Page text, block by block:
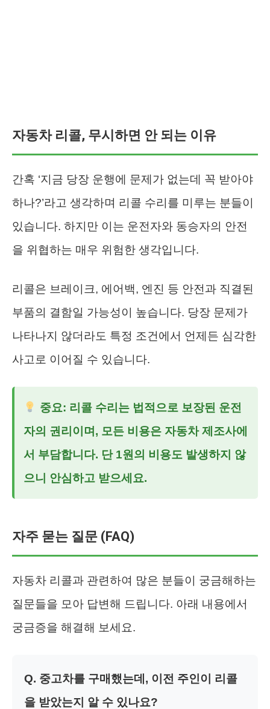
자동차 리콜, 무시하면 안 되는 이유
간혹 ‘지금 당장 운행에 문제가 없는데 꼭 받아야
하나?’라고 생각하며 리콜 수리를 미루는 분들이
있습니다. 하지만 이는 운전자와 동승자의 안전
을 위협하는 매우 위험한 생각입니다.
리콜은 브레이크, 에어백, 엔진 등 안전과 직결된
부품의 결함일 가능성이 높습니다. 당장 문제가
나타나지 않더라도 특정 조건에서 언제든 심각한
사고로 이어질 수 있습니다.
중요: 리콜 수리는 법적으로 보장된 운전
자의 권리이며, 모든 비용은 자동차 제조사에
서 부담합니다. 단 1원의 비용도 발생하지 않
으니 안심하고 받으세요.
자주 묻는 질문 (FAQ)
자동차 리콜과 관련하여 많은 분들이 궁금해하는
질문들을 모아 답변해 드립니다. 아래 내용에서
궁금증을 해결해 보세요.
Q. 중고차를 구매했는데, 이전 주인이 리콜
을 받았는지 알 수 있나요?